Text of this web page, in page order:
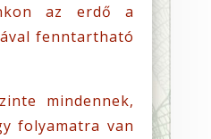
az erdő a
fenntartható
mindennek,
folyamatra van